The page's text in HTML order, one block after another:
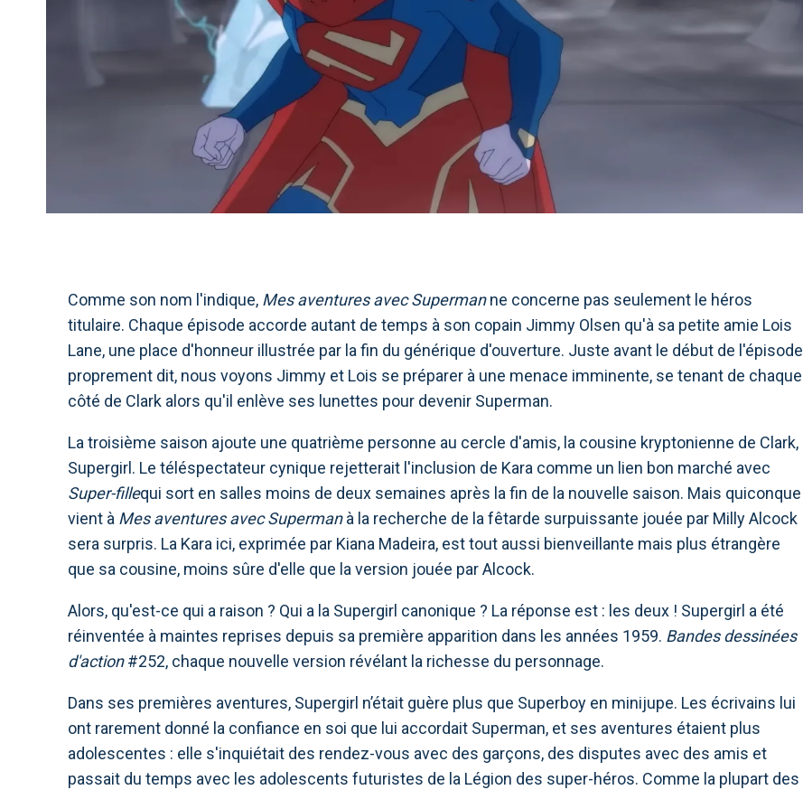
Comme son nom l'indique, Mes aventures avec Supermanne concerne pas seulement le héros
titulaire. Chaque épisode accorde autant de temps à son copain Jimmy Olsen qu'à sa petite amie Lois
Lane, une place d'honneur illustrée par la fin du générique d'ouverture. Juste avant le début de l'épisode
proprement dit, nous voyons Jimmy et Lois se préparer à une menace imminente, se tenant de chaque
côté de Clark alors qu'il enlève ses lunettes pour devenir Superman.
La troisième saison ajoute une quatrième personne au cercle d'amis, la cousine kryptonienne de Clark,
Supergirl. Le téléspectateur cynique rejetterait l'inclusion de Kara comme un lien bon marché avec
Super-fillequi sort en salles moins de deux semaines après la fin de la nouvelle saison. Mais quiconque
vient à Mes aventures avec Supermanà la recherche de la fêtarde surpuissante jouée par Milly Alcock
sera surpris. La Kara ici, exprimée par Kiana Madeira, est tout aussi bienveillante mais plus étrangère
que sa cousine, moins sûre d'elle que la version jouée par Alcock.
Alors, qu'est-ce qui a raison ? Qui a la Supergirl canonique ? La réponse est : les deux ! Supergirl a été
réinventée à maintes reprises depuis sa première apparition dans les années 1959. Bandes dessinées
d'action#252, chaque nouvelle version révélant la richesse du personnage.
Dans ses premières aventures, Supergirl n’était guère plus que Superboy en minijupe. Les écrivains lui
ont rarement donné la confiance en soi que lui accordait Superman, et ses aventures étaient plus
adolescentes : elle s'inquiétait des rendez-vous avec des garçons, des disputes avec des amis et
passait du temps avec les adolescents futuristes de la Légion des super-héros. Comme la plupart des